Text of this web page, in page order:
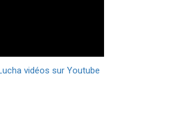
vidéos sur Youtube